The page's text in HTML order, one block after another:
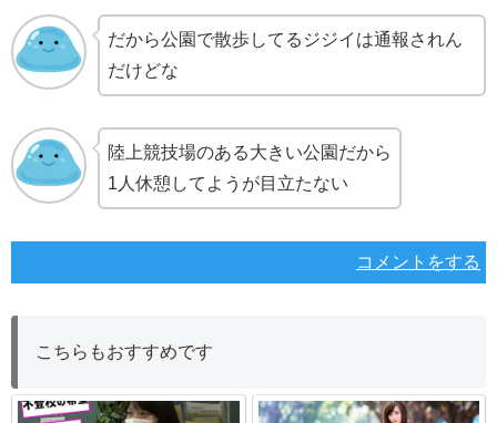
だから公園で散歩してるジジイは通報されん
だけどな
陸上競技場のある大きい公園だから
1人休憩してようが目立たない
コメントをする
こちらもおすすめです